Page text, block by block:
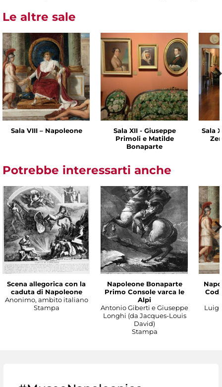
Le altre sale
Sala VIII – Napoleone
Sala XII - Giuseppe
Primoli e Matilde
Bonaparte
Sala
Potrebbe interessarti anche
Scena allegorica con la
caduta di Napoleone
Anonimo, ambito italiano
Stampa
Napoleone Bonaparte
Primo Console varca le
Alpi
Antonio Giberti e Giuseppe
Longhi (da Jacques-Louis
David)
Stampa
Luigi